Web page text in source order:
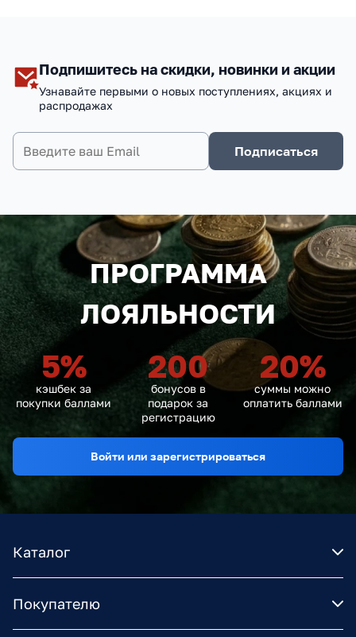
Подпишитесь на скидки, новинки и акции
Узнавайте первыми о новых поступлениях, акциях и
распродажах
Подписаться
ПРОГРАММА
ЛОЯЛЬНОСТИ
5%
кэшбек за
покупки баллами
200
бонусов в
подарок за
регистрацию
20%
суммы можно
оплатить баллами
Войти или зарегистрироваться
Каталог
Покупателю